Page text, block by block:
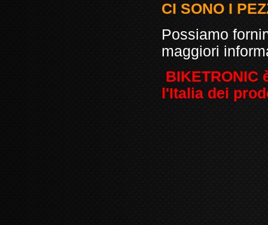
CI SONO I
Possiamo
maggiori
l'Italia dei